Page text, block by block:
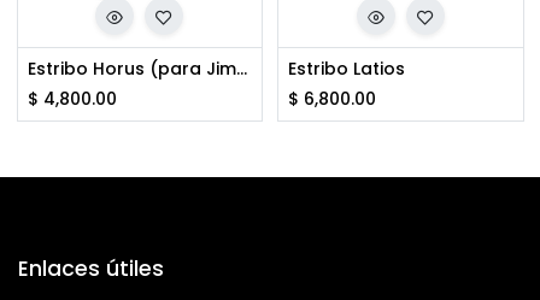
Estribo Horus (para Jimny)
$ 4,800.00
Estribo Latios
$ 6,800.00
Enlaces útiles